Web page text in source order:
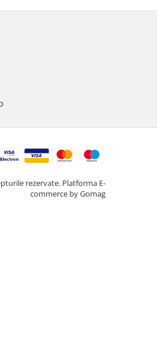
rezervate. Platforma E-
commerce by Gomag